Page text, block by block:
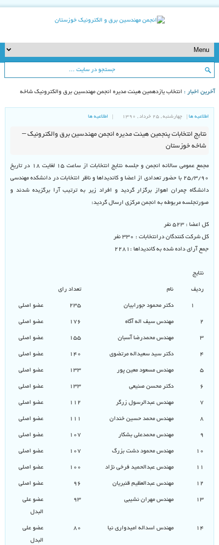
اخبار : انتخاب یازدهمین هیئت مدیره انجمن مهندسین برق والکترونیک شاخه
اطلاعیه ها چهارشنبه , ۲۵ خرداد , ۱۳۹۰ اطلاعیه ها
نتایج انتخابات پنجمین هیئت مدیره انجمن مهندسین برق والکترونیک –
شاخه خوزستان
مجمع عمومی سالانه انجمن و جلسه نتایج انتخابات از ساعت ۱۵ لغایت ۱۸ در تاریخ
۲۵/۳/۹۰ با حضور تعدادی از اعضا و کاندیداها و ناظر انتخابات در دانشکده مهندسی
دانشگاه چمران اهواز برگزار گردید و افراد زیر به ترتیب آرا برگزیده شدند و
صورتجلسه مربوطه به انجمن مرکزی ارسال گردید:
کل اعضا : ۵۲۳ نفر
کل شرکت کنندگان درانتخابات : ۳۳۰ نفر
جمع آرای داده شده به کاندیداها :۲۲۸۱
نتایج
ردیف نام تعداد رای
دکتر محمود جورابیان ۲۳۵ عضو اصلی
مهندس سیف اله آگاه ۱۷۶ عضو اصلی
مهندس محمدرضا آسبان ۱۵۵ عضو اصلی
دکتر سید سعیداله مرتضوی ۱۴۰ عضو اصلی
مهندس مسعود معین پور ۱۳۳ عضو اصلی
دکتر محسن صنیعی ۱۳۳ عضو اصلی
مهندس عبدالرسول زرگر ۱۱۲ عضو اصلی
مهندس محمد حسین خندان ۱۱۱ عضو اصلی
مهندس محمدعلی بشکار ۱۰۷ عضو اصلی
۱۰ مهندس محمود دشت بزرگ ۱۰۷ عضو اصلی
۱۱ مهندس عبدالحمید فرخی نژاد ۱۰۰ عضو اصلی
۱۲ مهندس عبدالعظیم قنبریان ۹۶ عضو اصلی
۱۳ مهندس مهران نشیبی ۹۳
عضو علی
البدل
۱۴ مهندس اسداله امیدواری نیا ۸۰
عضو علی
البدل